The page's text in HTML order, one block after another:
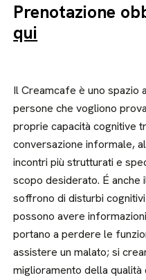
Prenotazione
qui
Il Creamcafe è uno spazio
persone che vogliono
proprie capacità cognitive
conversazione informale,
incontri più strutturati e
scopo desiderato. É
soffrono di disturbi
possono avere
portano a perdere le
assistere un malato; si
miglioramento della